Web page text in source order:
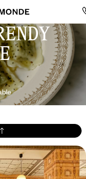
Haute couture &